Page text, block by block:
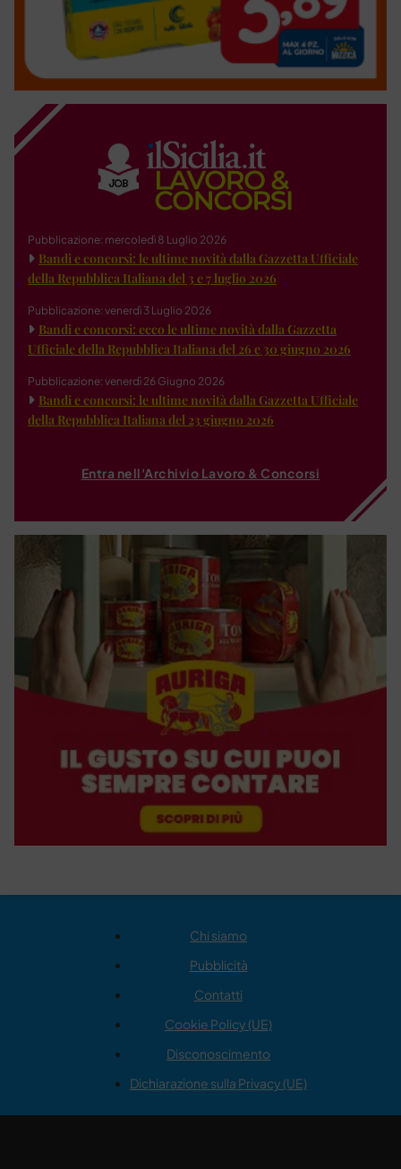
Pubblicazione: mercoledì 8 Luglio 2026
Bandi e concorsi: le ultime novità dalla Gazzetta Ufficiale
della Repubblica Italiana del 3 e 7 luglio 2026
Pubblicazione: venerdì 3 Luglio 2026
Bandi e concorsi: ecco le ultime novità dalla Gazzetta
Ufficiale della Repubblica Italiana del 26 e 30 giugno 2026
Pubblicazione: venerdì 26 Giugno 2026
Bandi e concorsi: le ultime novità dalla Gazzetta Ufficiale
della Repubblica Italiana del 23 giugno 2026
Entra nell'Archivio Lavoro & Concorsi
Chi siamo
Pubblicità
Contatti
Cookie Policy (UE)
Disconoscimento
Dichiarazione sulla Privacy (UE)